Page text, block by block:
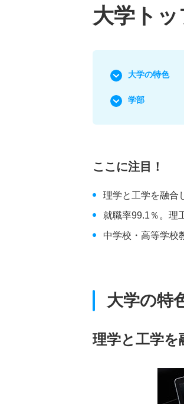
大学トッ
大学の特色
学部
ここに注目！
理学と工学を融合
就職率99.1％。理
中学校・高等学校
大学の特
理学と工学を